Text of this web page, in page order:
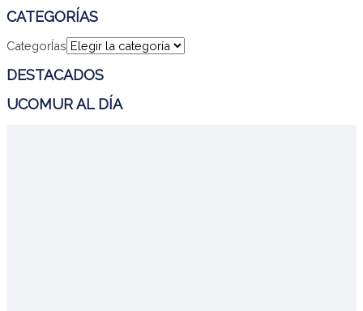
CATEGORÍAS
CategorÍas
DESTACADOS
UCOMUR AL DÍA